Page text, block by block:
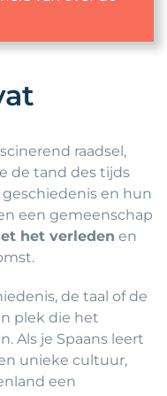
raadsel,
de tand des tijds
en hun
een gemeenschap
het verleden en
de taal of de
plek die het
Als je Spaans leert
unieke cultuur,
een